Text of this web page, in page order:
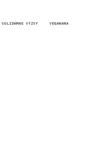
SOLIDÁRNE VÝZVY VEGANANA